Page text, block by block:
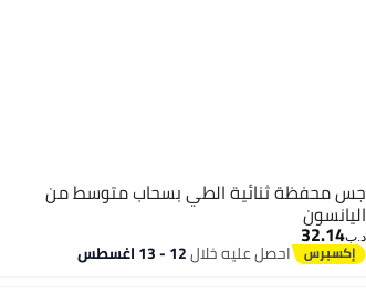
جس محفظة ثنائية الطي بسحاب متوسط ​​من
اليانسون
د.ب‏32.14
احصل عليه خلال12 - 13 اغسطس